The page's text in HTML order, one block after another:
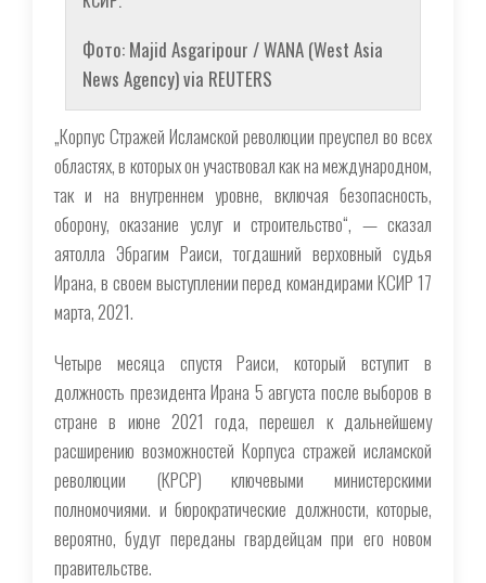
Фото: Majid Asgaripour / WANA (West Asia
News Agency) via REUTERS
„Корпус Стражей Исламской революции преуспел во всех
областях, в которых он участвовал как на международном,
так и на внутреннем уровне, включая безопасность,
оборону, оказание услуг и строительство“, — сказал
аятолла Эбрагим Раиси, тогдашний верховный судья
Ирана, в своем выступлении перед командирами КСИР 17
марта, 2021.
Четыре месяца спустя Раиси, который вступит в
должность президента Ирана 5 августа после выборов в
стране в июне 2021 года, перешел к дальнейшему
расширению возможностей Корпуса стражей исламской
революции (КРСР) ключевыми министерскими
полномочиями. и бюрократические должности, которые,
вероятно, будут переданы гвардейцам при его новом
правительстве.